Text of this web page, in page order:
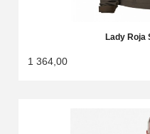
Lady Roja
1 364,00